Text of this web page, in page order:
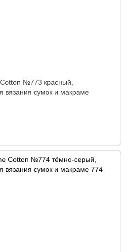
№773 красный,
вязания сумок и макраме